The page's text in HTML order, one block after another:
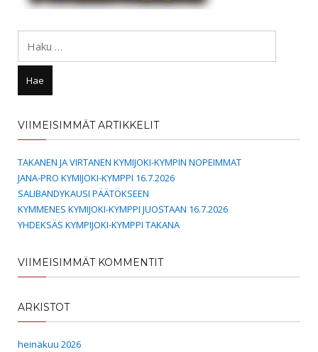
VIIMEISIMMÄT ARTIKKELIT
TAKANEN JA VIRTANEN KYMIJOKI-KYMPIN NOPEIMMAT
JANA-PRO KYMIJOKI-KYMPPI 16.7.2026
SALIBANDYKAUSI PÄÄTÖKSEEN
KYMMENES KYMIJOKI-KYMPPI JUOSTAAN 16.7.2026
YHDEKSÄS KYMPIJOKI-KYMPPI TAKANA
VIIMEISIMMÄT KOMMENTIT
ARKISTOT
heinäkuu 2026